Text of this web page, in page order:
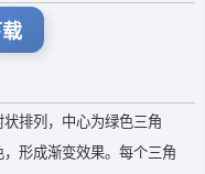
排列，中心为绿色三角
形成渐变效果。每个三角